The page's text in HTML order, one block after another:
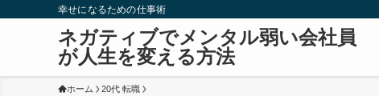
幸せになるための仕事術
ネガティブでメンタル弱い会社員
が人生を変える方法
ホーム 20代 転職